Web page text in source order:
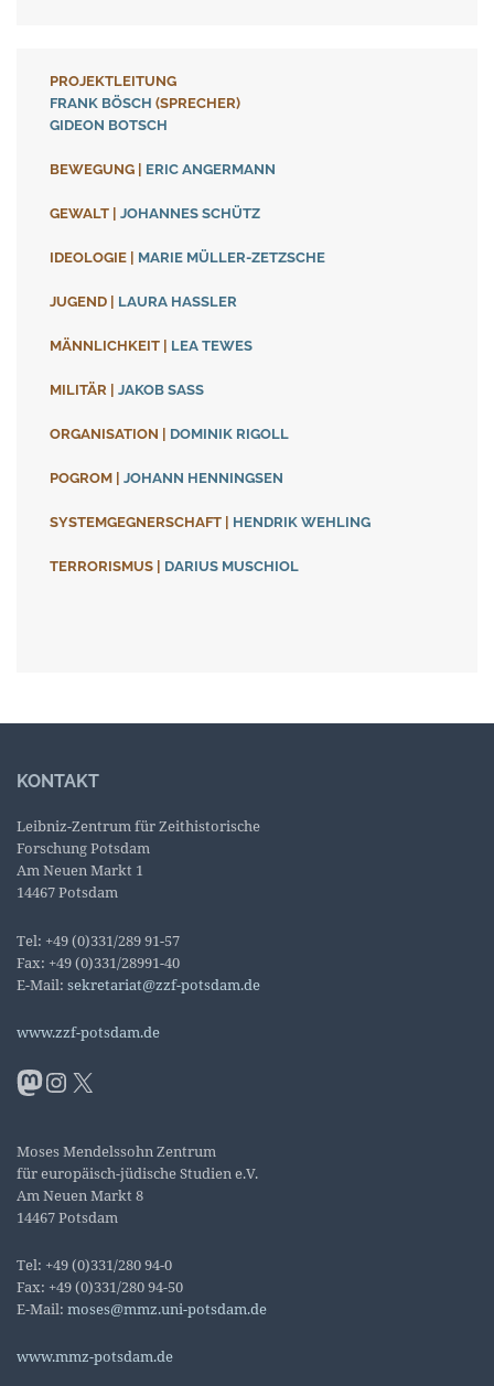
PROJEKTLEITUNG
FRANK BÖSCH (SPRECHER)
GIDEON BOTSCH
BEWEGUNG ERIC ANGERMANN
GEWALT JOHANNES SCHÜTZ
IDEOLOGIE MARIE MÜLLER-ZETZSCHE
JUGEND LAURA HASSLER
MÄNNLICHKEIT LEA TEWES
MILITÄR JAKOB SASS
ORGANISATION DOMINIK RIGOLL
POGROM JOHANN HENNINGSEN
SYSTEMGEGNERSCHAFT HENDRIK WEHLING
TERRORISMUS DARIUS MUSCHIOL
KONTAKT
Leibniz-Zentrum für Zeithistorische
Forschung Potsdam
Am Neuen Markt 1
14467 Potsdam
Tel: +49 (0)331/289 91-57
Fax: +49 (0)331/28991-40
E-Mail: sekretariat@zzf-potsdam.de
www.zzf-potsdam.de
Mastodon InstagramX
Moses Mendelssohn Zentrum
für europäisch-jüdische Studien e.V.
Am Neuen Markt 8
14467 Potsdam
Tel: +49 (0)331/280 94-0
Fax: +49 (0)331/280 94-50
E-Mail: moses@mmz.uni-potsdam.de
www.mmz-potsdam.de